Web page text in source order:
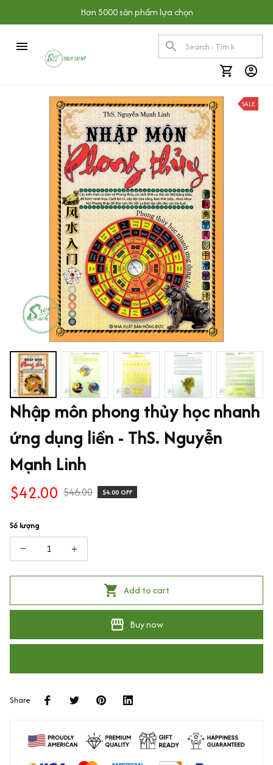
Hơn 5000 sản phẩm lựa chọn
SALE
Nhập môn phong thủy học nhanh
ứng dụng liền - ThS. Nguyễn
Mạnh Linh
$42.00 $46.00 $4.00 OFF
Số lượng
Add to cart
Buy now
Share